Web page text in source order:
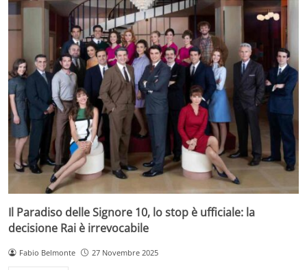
Il Paradiso delle Signore 10, lo stop è ufficiale: la
decisione Rai è irrevocabile
Fabio Belmonte 27 Novembre 2025